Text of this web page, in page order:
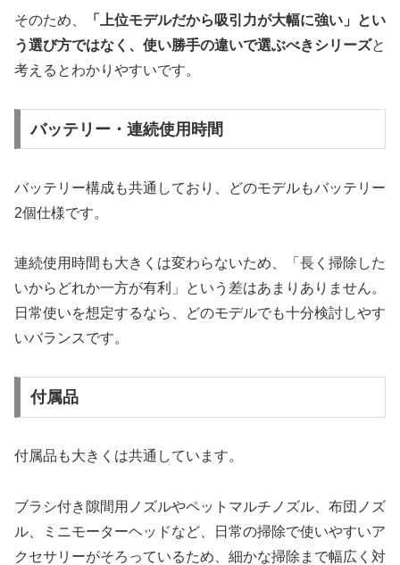
そのため、
「上位モデルだから吸引力が大幅に強い」とい
う選び方ではなく、使い勝手の違いで選ぶべきシリーズと
考えるとわかりやすいです。
バッテリー・連続使用時間
バッテリー構成も共通しており、どのモデルもバッテリー
2個仕様です。
連続使用時間も大きくは変わらないため、「長く掃除した
いからどれか一方が有利」という差はあまりありません。
日常使いを想定するなら、どのモデルでも十分検討しやす
いバランスです。
付属品
付属品も大きくは共通しています。
ブラシ付き隙間用ノズルやペットマルチノズル、布団ノズ
ル、ミニモーターヘッドなど、日常の掃除で使いやすいア
クセサリーがそろっているため、細かな掃除まで幅広く対